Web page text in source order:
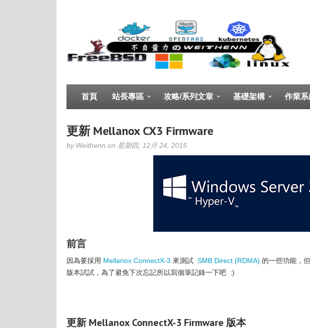
首頁 站長專區 攻略/系列文章 基礎架構 作業系
更新 Mellanox CX3 Firmware
by Weithenn on 星期四, 12月 24, 2015
前言
因為要採用 Mellanox ConnectX-3 來測試 SMB Direct (RDMA) 的一些功能，
版本試試，為了避免下次忘記所以寫個筆記錄一下吧 :)
更新 Mellanox ConnectX-3 Firmware 版本